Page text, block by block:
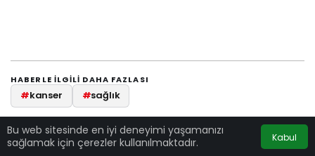
HABERLE ILGILI DAHA FAZLASI
#kanser #sağlık
Bu web sitesinde en iyi deneyimi yaşamanızı
sağlamak için çerezler kullanılmaktadır.
Kabul